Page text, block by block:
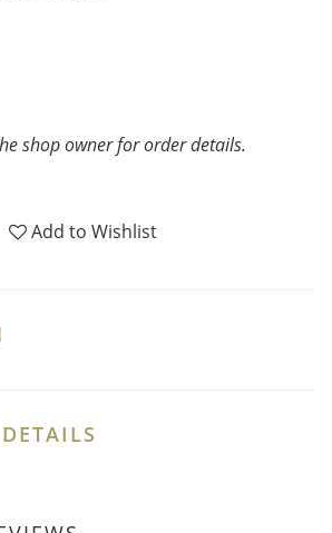
shop owner for order details.
Add to Wishlist